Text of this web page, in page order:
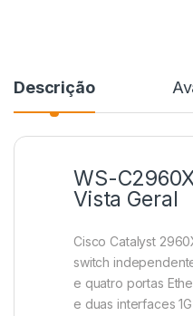
Descrição
WS-
Vista Geral
Cisco Catalyst
switch
e quatro portas
e duas interfaces